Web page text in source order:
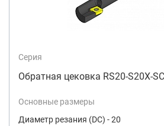
Серия
Обратная цековка RS20-S20X-
Основные размеры
Диаметр резания (DC) - 20